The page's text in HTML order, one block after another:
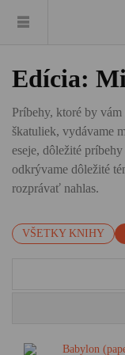
Edícia:
Príbehy, ktoré by
škatuliek, vydávame
eseje, dôležité
odkrývame dôležité
rozprávať nahlas.
VŠETKY KNIHY